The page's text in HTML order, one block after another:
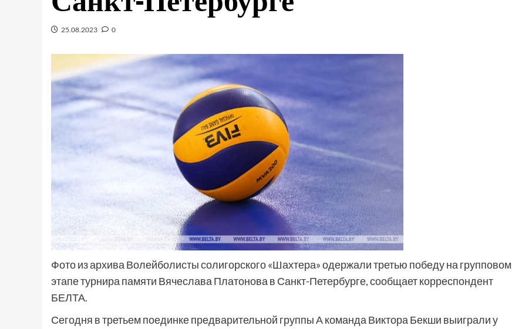
25.08.2023 0
Фото из архива Волейболисты солигорского «Шахтера» одержали третью победу на групповом
этапе турнира памяти Вячеслава Платонова в Санкт-Петербурге, сообщает корреспондент
БЕЛТА.
Сегодня в третьем поединке предварительной группы А команда Виктора Бекши выиграли у